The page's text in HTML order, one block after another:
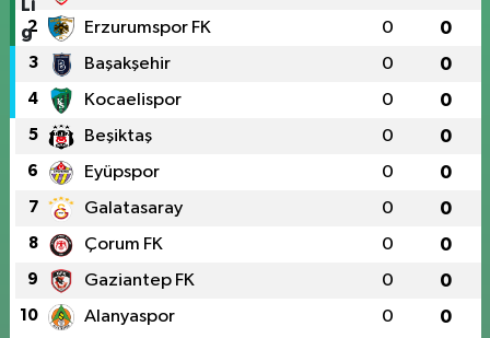
2 Erzurumspor FK 0 0
3 Başakşehir 0 0
4 Kocaelispor 0 0
5 Beşiktaş 0 0
6 Eyüpspor 0 0
7 Galatasaray 0 0
8 Çorum FK 0 0
9 Gaziantep FK 0 0
10 Alanyaspor 0 0